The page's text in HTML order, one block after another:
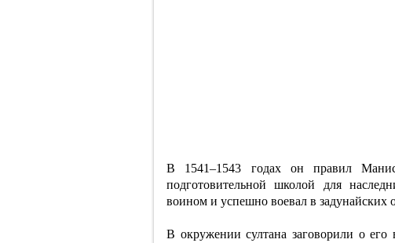
В 1541–1543 годах он правил
подготовительной школой для
воином и успешно воевал в задунайских
В окружении султана заговорили о